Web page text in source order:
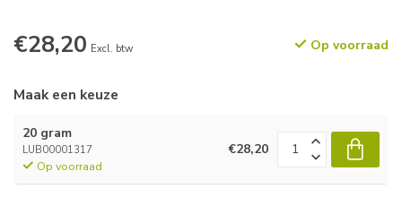
€28,20 Excl. btw Op voorraad
Maak een keuze
20 gram
LUB00001317
Op voorraad
€28,20